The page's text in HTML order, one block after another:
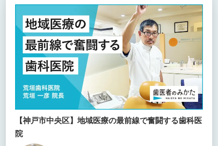
【神戸市中央区】地域医療の最前線で奮闘する歯科医
院